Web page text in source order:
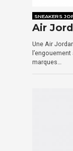
SNEAKERS
Air
Une Air
marques…